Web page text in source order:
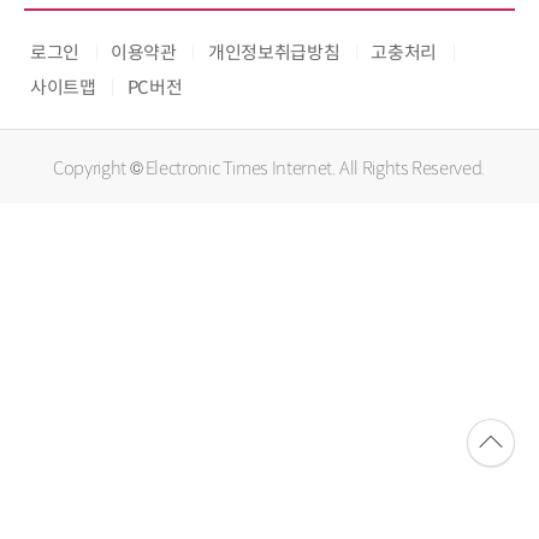
로그인 이용약관 개인정보취급방침
고충처리
사이트맵
PC버전
Copyright © Electronic Times Internet. All Rights Reserved.